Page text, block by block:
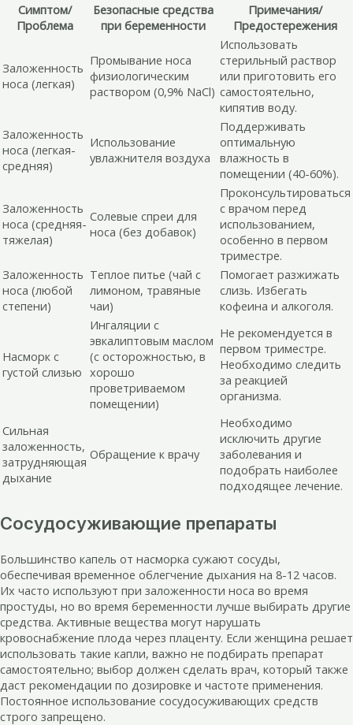
Симптом/
Проблема
Безопасные средства
при беременности
Примечания/
Предостережения
Заложенность
носа (легкая)
Промывание носа
физиологическим
раствором (0,9% NaCl)
Использовать
стерильный раствор
или приготовить его
самостоятельно,
кипятив воду.
Заложенность
носа (легкая-
средняя)
Использование
увлажнителя воздуха
Поддерживать
оптимальную
влажность в
помещении (40-60%).
Заложенность
носа (средняя-
тяжелая)
Солевые спреи для
носа (без добавок)
Проконсультироваться
с врачом перед
использованием,
особенно в первом
триместре.
Заложенность
носа (любой
степени)
Теплое питье (чай с
лимоном, травяные
чаи)
Помогает разжижать
слизь. Избегать
кофеина и алкоголя.
Насморк с
густой слизью
Ингаляции с
эвкалиптовым маслом
(с осторожностью, в
хорошо
проветриваемом
помещении)
Не рекомендуется в
первом триместре.
Необходимо следить
за реакцией
организма.
Сильная
заложенность,
затрудняющая
дыхание
Обращение к врачу
Необходимо
исключить другие
заболевания и
подобрать наиболее
подходящее лечение.
Сосудосуживающие препараты
Большинство капель от насморка сужают сосуды,
обеспечивая временное облегчение дыхания на 8-12 часов.
Их часто используют при заложенности носа во время
простуды, но во время беременности лучше выбирать другие
средства. Активные вещества могут нарушать
кровоснабжение плода через плаценту. Если женщина решает
использовать такие капли, важно не подбирать препарат
самостоятельно; выбор должен сделать врач, который также
даст рекомендации по дозировке и частоте применения.
Постоянное использование сосудосуживающих средств
строго запрещено.